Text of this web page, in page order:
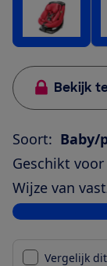
Bekijk
Soort: Baby/
Geschikt
Wijze van
Bekijk alle
Vergelijk